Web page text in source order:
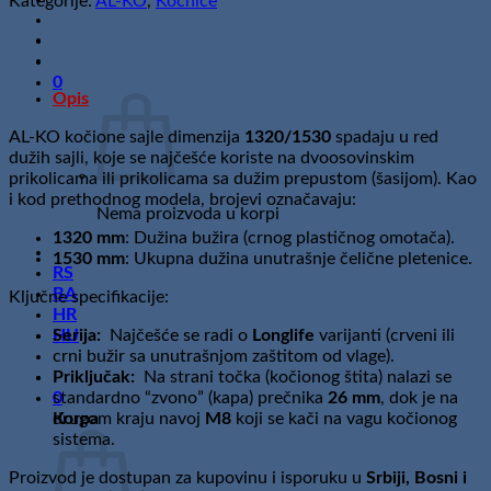
0
Nema proizvoda u korpi
RS
BA
HR
HU
0
Korpa
sajle
1320/1530
količina
Opis
AL-KO kočione sajle dimenzija 1320/1530 spadaju u red
dužih sajli, koje se najčešće koriste na dvoosovinskim
prikolicama ili prikolicama sa dužim prepustom (šasijom). Kao
i kod prethodnog modela, brojevi označavaju:
1320 mm: Dužina bužira (crnog plastičnog omotača).
1530 mm: Ukupna dužina unutrašnje čelične pletenice.
Ključne specifikacije:
Serija: Najčešće se radi o Longlife varijanti (crveni ili
crni bužir sa unutrašnjom zaštitom od vlage).
Priključak:
Na strani točka (kočionog štita) nalazi se
standardno “zvono” (kapa) prečnika 26 mm, dok je na
drugom kraju navoj M8 koji se kači na vagu kočionog
sistema.
Proizvod je dostupan za kupovinu i isporuku u Srbiji, Bosni i